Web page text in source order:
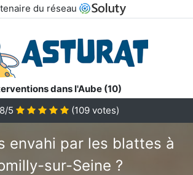
du réseau
dans l'Aube (10)
/5 (109 votes)
envahi par les blattes à
sur-Seine ?